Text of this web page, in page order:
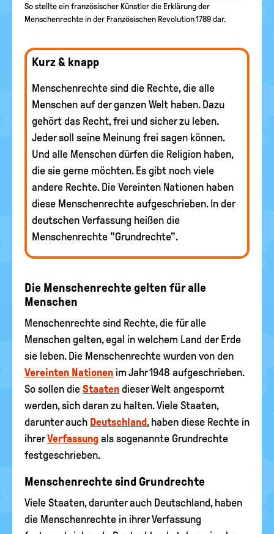
So stellte ein französischer Künstler die Erklärung der
Menschenrechte in der Französischen Revolution 1789 dar.
Kurz & knapp
Menschenrechte sind die Rechte, die alle
Menschen auf der ganzen Welt haben. Dazu
gehört das Recht, frei und sicher zu leben.
Jeder soll seine Meinung frei sagen können.
Und alle Menschen dürfen die Religion haben,
die sie gerne möchten. Es gibt noch viele
andere Rechte. Die Vereinten Nationen haben
diese Menschenrechte aufgeschrieben. In der
deutschen Verfassung heißen die
Menschenrechte "Grundrechte".
Die Menschenrechte gelten für alle
Menschen
Menschenrechte sind Rechte, die für alle
Menschen gelten, egal in welchem Land der Erde
sie leben. Die Menschenrechte wurden von den
Vereinten Nationen im Jahr 1948 aufgeschrieben.
So sollen die Staaten dieser Welt angespornt
werden, sich daran zu halten. Viele Staaten,
darunter auch Deutschland, haben diese Rechte in
ihrerVerfassung als sogenannte Grundrechte
festgeschrieben.
Menschenrechte sind Grundrechte
Viele Staaten, darunter auch Deutschland, haben
die Menschenrechte in ihrer Verfassung